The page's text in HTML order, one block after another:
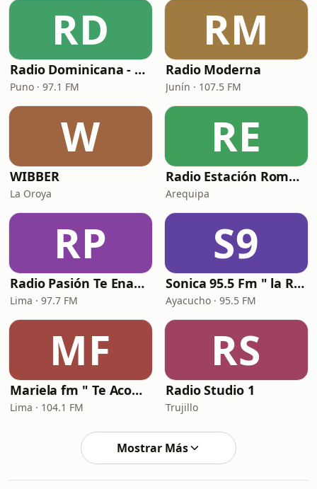
RD
Radio Dominicana - Puno
Puno · 97.1 FM
RM
Radio Moderna
Junín · 107.5 FM
W
WIBBER
La Oroya
RE
Radio Estación Romántica
Arequipa
RP
Radio Pasión Te Enamora
Lima · 97.7 FM
S9
Sonica 95.5 Fm " la Radio a Colores"
Ayacucho · 95.5 FM
MF
Mariela fm " Te Acompaña "
Lima · 104.1 FM
RS
Radio Studio 1
Trujillo
Mostrar Más